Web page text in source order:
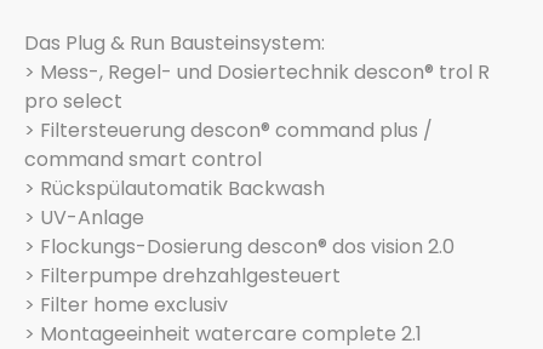
Das Plug & Run Bausteinsystem:
> Mess-, Regel- und Dosiertechnik descon® trol R
pro select
> Filtersteuerung descon® command plus /
command smart control
> Rückspülautomatik Backwash
> UV-Anlage
> Flockungs-Dosierung descon® dos vision 2.0
> Filterpumpe drehzahlgesteuert
> Filter home exclusiv
> Montageeinheit watercare complete 2.1